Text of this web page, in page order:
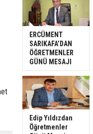
ERCÜMENT
SARIKAFA’DAN
ÖĞRETMENLER
GÜNÜ MESAJI
Edip Yıldızdan
Öğretmenler